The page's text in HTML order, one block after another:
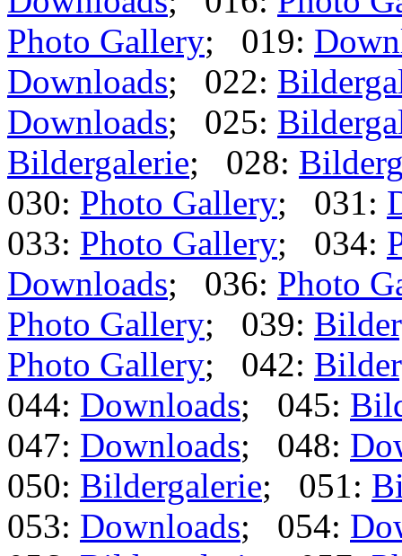
Photo Gallery; 019:
Downloads; 022:
Downloads; 025:
Bildergalerie; 028:
030: Photo Gallery; 031:
033: Photo Gallery; 034:
Downloads; 036: Photo
Photo Gallery; 039:
Photo Gallery; 042:
044: Downloads; 045:
047: Downloads; 048:
050: Bildergalerie; 051:
053: Downloads; 054: